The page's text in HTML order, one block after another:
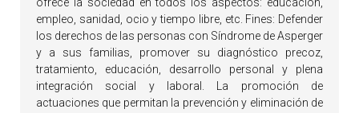
empleo, sanidad, ocio y tiempo libre, etc. Fines: Defender
los derechos de las personas con Síndrome de Asperger
y a sus familias, promover su diagnóstico precoz,
tratamiento, educación, desarrollo personal y plena
integración social y laboral. La promoción de
actuaciones que permitan la prevención y eliminación de